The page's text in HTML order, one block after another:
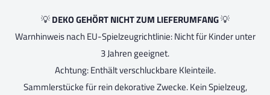
💡DEKO GEHÖRT NICHT ZUM LIEFERUMFANG💡
Warnhinweis nach EU-Spielzeugrichtlinie: Nicht für Kinder unter
3 Jahren geeignet.
Achtung: Enthält verschluckbare Kleinteile.
Sammlerstücke für rein dekorative Zwecke. Kein Spielzeug,